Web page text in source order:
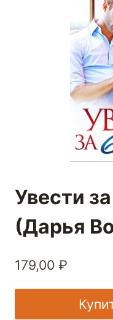
Увести
(Дарья
179,00 ₽